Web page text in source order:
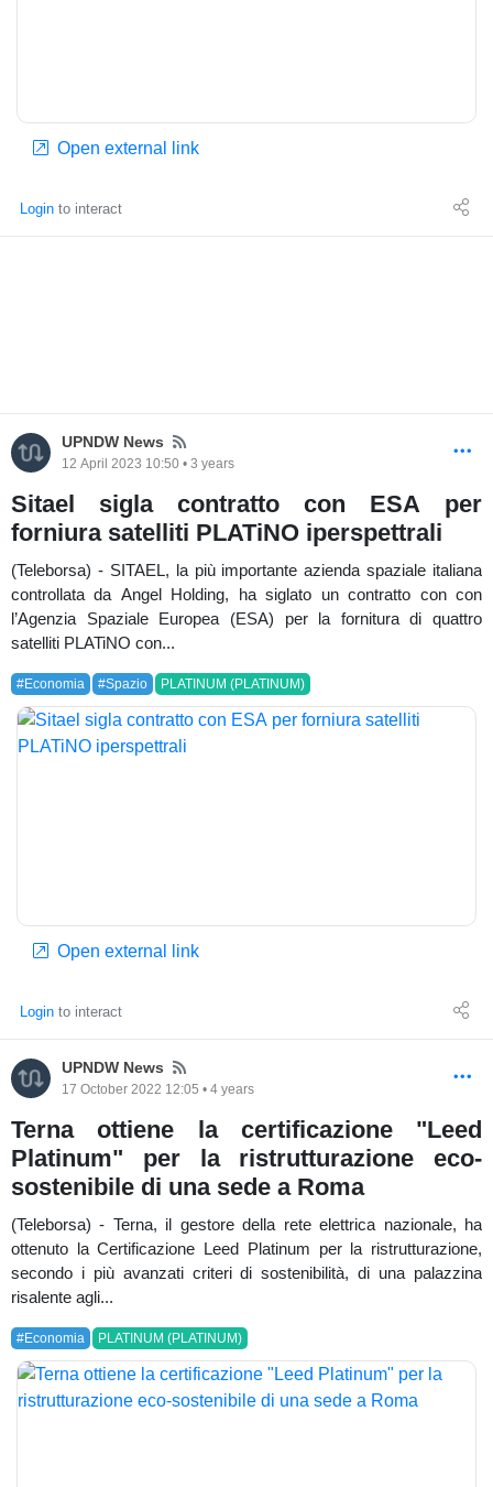
Open external link
Login to interact
UPNDW News News
12 April 2023 10:50 • 3 years
Sitael sigla contratto con ESA per
forniura satelliti PLATiNO iperspettrali
(Teleborsa) - SITAEL, la più importante azienda spaziale italiana
controllata da Angel Holding, ha siglato un contratto con con
l’Agenzia Spaziale Europea (ESA) per la fornitura di quattro
satelliti PLATiNO con...
#Economia #Spazio PLATINUM (PLATINUM)
Open external link
Login to interact
UPNDW News News
17 October 2022 12:05 • 4 years
Terna ottiene la certificazione "Leed
Platinum" per la ristrutturazione eco-
sostenibile di una sede a Roma
(Teleborsa) - Terna, il gestore della rete elettrica nazionale, ha
ottenuto la Certificazione Leed Platinum per la ristrutturazione,
secondo i più avanzati criteri di sostenibilità, di una palazzina
risalente agli...
#Economia PLATINUM (PLATINUM)